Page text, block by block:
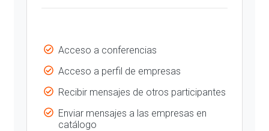
Acceso a conferencias
Acceso a perfil de empresas
Recibir mensajes de otros participantes
Enviar mensajes a las empresas en
catálogo